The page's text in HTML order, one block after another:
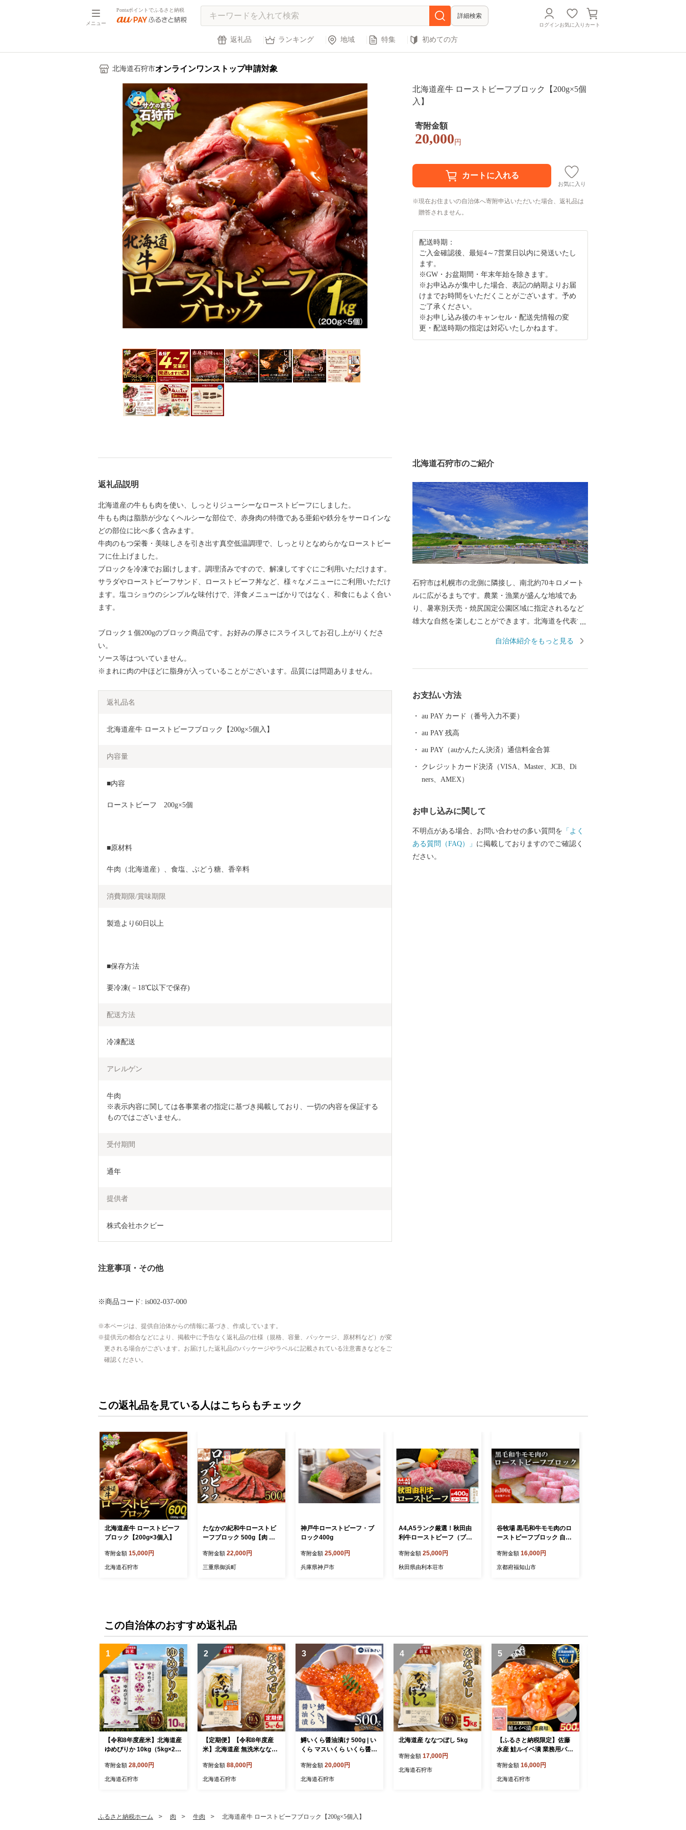
メニュー
Pontaポイントでふるさと納税
詳細検索
ログインお気に入り カート
返礼品 ランキング 地域 特集 初めての方
北海道石狩市オンラインワンストップ申請対象
北海道産牛 ローストビーフブロック【200g×5個
入】
寄附金額
20,000 円
お気に入り
現在お住まいの自治体へ寄附申込いただいた場合、返礼品は
贈答されません。
配送時期：
ご入金確認後、最短4～7営業日以内に発送いたし
ます。
※GW・お盆期間・年末年始を除きます。
※お申込みが集中した場合、表記の納期よりお届
けまでお時間をいただくことがございます。予め
ご了承ください。
※お申し込み後のキャンセル・配送先情報の変
更・配送時期の指定は対応いたしかねます。
返礼品説明
北海道産の牛もも肉を使い、しっとりジューシーなローストビーフにしました。
牛もも肉は脂肪が少なくヘルシーな部位で、赤身肉の特徴である亜鉛や鉄分をサーロインな
どの部位に比べ多く含みます。
牛肉のもつ栄養・美味しさを引き出す真空低温調理で、しっとりとなめらかなローストビー
フに仕上げました。
ブロックを冷凍でお届けします。調理済みですので、解凍してすぐにご利用いただけます。
サラダやローストビーフサンド、ローストビーフ丼など、様々なメニューにご利用いただけ
ます。塩コショウのシンプルな味付けで、洋食メニューばかりではなく、和食にもよく合い
ます。
ブロック１個200gのブロック商品です。お好みの厚さにスライスしてお召し上がりくださ
い。
ソース等はついていません。
※まれに肉の中ほどに脂身が入っていることがございます。品質には問題ありません。
返礼品名
北海道産牛 ローストビーフブロック【200g×5個入】
内容量
■内容
ローストビーフ　200g×5個
■原材料
牛肉（北海道産）、食塩、ぶどう糖、香辛料
消費期限/賞味期限
製造より60日以上
■保存方法
要冷凍(－18℃以下で保存)
配送方法
冷凍配送
アレルゲン
牛肉
※表示内容に関しては各事業者の指定に基づき掲載しており、一切の内容を保証する
ものではございません。
受付期間
通年
提供者
株式会社ホクビー
注意事項・その他
※商品コード: is002-037-000
本ページは、提供自治体からの情報に基づき、作成しています。
提供元の都合などにより、掲載中に予告なく返礼品の仕様（規格、容量、パッケージ、原材料など）が変
更される場合がございます。お届けした返礼品のパッケージやラベルに記載されている注意書きなどをご
確認ください。
北海道石狩市のご紹介
石狩市は札幌市の北側に隣接し、南北約70キロメート
ルに広がるまちです。農業・漁業が盛んな地域であ
り、暑寒別天売・焼尻国定公園区域に指定されるなど
雄大な自然を楽しむことができます。北海道を代表す
れた海の幸・山の幸を全国の皆さまにお届けいたしま
自治体紹介をもっと見る
お支払い方法
au PAY カード（番号入力不要）
au PAY 残高
au PAY（auかんたん決済）通信料金合算
クレジットカード決済（VISA、Master、JCB、Di
ners、AMEX）
お申し込みに関して
不明点がある場合、お問い合わせの多い質問を 「よく
ある質問（FAQ）」 に掲載しておりますのでご確認く
ださい。
この返礼品を見ている人はこちらもチェック
北海道産牛 ローストビーフ
ブロック【200g×3個入】
寄附金額 15,000円
北海道石狩市
たなかの紀和牛ローストビ
ーフブロック 500g【肉 牛
トビーフ 500g 三重県 御浜
町】
寄附金額 22,000円
三重県御浜町
神戸牛ローストビーフ・ブ
ロック400g
寄附金額 25,000円
兵庫県神戸市
A4,A5ランク厳選！秋田由
利牛ローストビーフ（ブロ
ーフ 惣菜 ローストビーフ A
4ランク A5ランク]
寄附金額 25,000円
秋田県由利本荘市
谷牧場 黒毛和牛モモ肉のロ
ーストビーフブロック 自家
ZL001】【谷牧場】
寄附金額 16,000円
京都府福知山市
この自治体のおすすめ返礼品
1
【令和8年度産米】北海道産
ゆめぴりか 10kg（5kg×2）
寄附金額 28,000円
北海道石狩市
2
【定期便】【令和8年度産
米】北海道産 無洗米ななつ
海道 石狩市
寄附金額 88,000円
北海道石狩市
3
鱒いくら醤油漬け 500g | い
くら マスいくら いくら醤油
寄附金額 20,000円
北海道石狩市
4
北海道産 ななつぼし 5kg
寄附金額 17,000円
北海道石狩市
5
【ふるさと納税限定】佐藤
水産 鮭ルイベ漬 業務用パッ
魚介 北海道 石狩市
寄附金額 16,000円
北海道石狩市
ふるさと納税ホーム 肉 牛肉 北海道産牛 ローストビーフブロック【200g×5個入】